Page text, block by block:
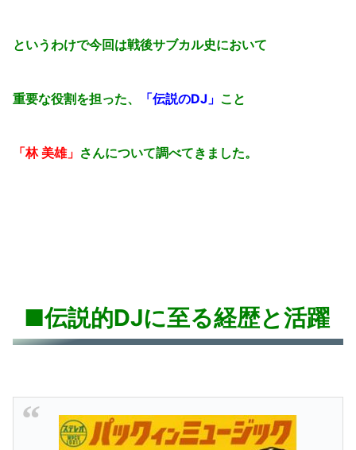
というわけで今回は戦後サブカル史において
重要な役割を担った、 「伝説のDJ」 こと
「林 美雄」 さんについて調べてきました。
■伝説的DJに至る経歴と活躍